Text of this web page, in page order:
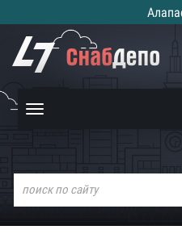
Toggle